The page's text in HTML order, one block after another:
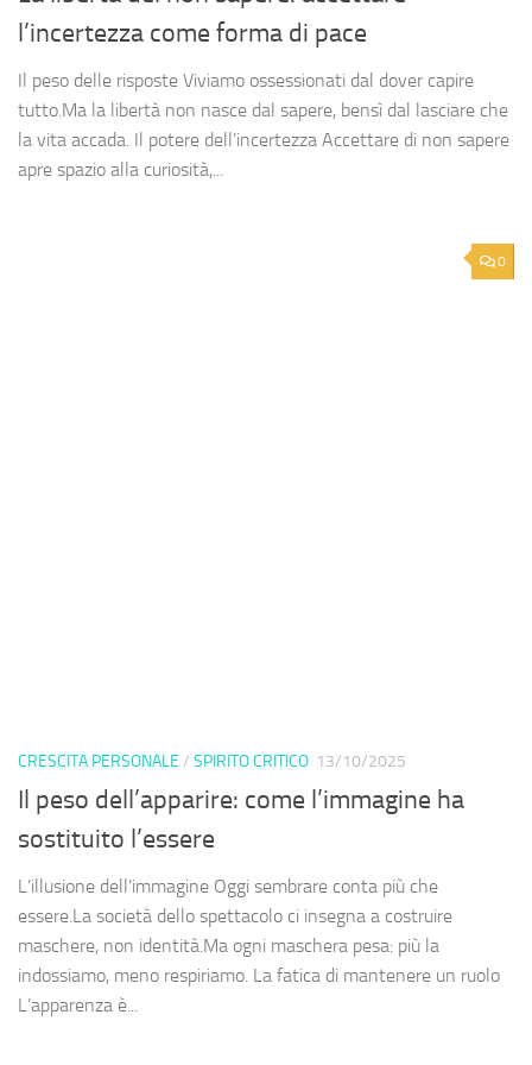
l’incertezza come forma di pace
Il peso delle risposte Viviamo ossessionati dal dover capire
tutto.Ma la libertà non nasce dal sapere, bensì dal lasciare che
la vita accada. Il potere dell’incertezza Accettare di non sapere
apre spazio alla curiosità,...
0
CRESCITA PERSONALE / SPIRITO CRITICO 13/10/2025
Il peso dell’apparire: come l’immagine ha
sostituito l’essere
L’illusione dell’immagine Oggi sembrare conta più che
essere.La società dello spettacolo ci insegna a costruire
maschere, non identità.Ma ogni maschera pesa: più la
indossiamo, meno respiriamo. La fatica di mantenere un ruolo
L’apparenza è...